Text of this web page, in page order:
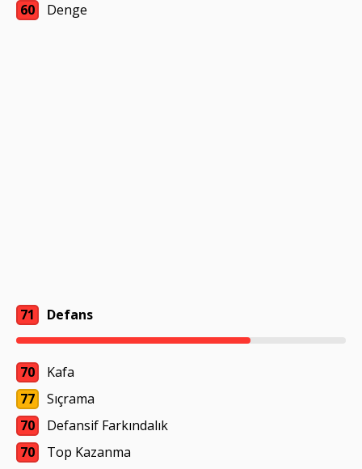
60
Denge
71 Defans
70
Kafa
77
Sıçrama
70
Defansif Farkındalık
70
Top Kazanma